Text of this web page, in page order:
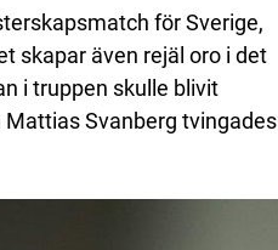
för Sverige,
skapar även rejäl oro i det
i truppen skulle blivit
Svanberg tvingades